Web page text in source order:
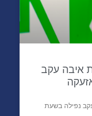
איבה עקב
נפילה בשעת